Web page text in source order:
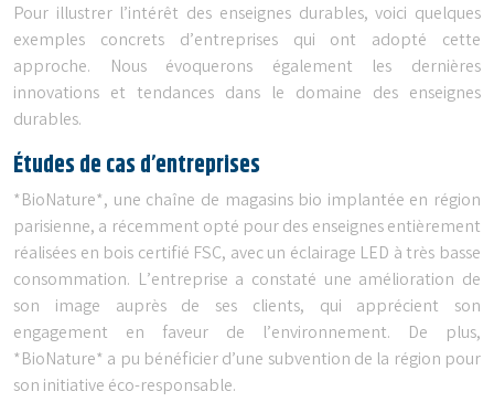
Pour illustrer l’intérêt des enseignes durables, voici quelques
exemples concrets d’entreprises qui ont adopté cette
approche. Nous évoquerons également les dernières
innovations et tendances dans le domaine des enseignes
durables.
Études de cas d’entreprises
*BioNature*, une chaîne de magasins bio implantée en région
parisienne, a récemment opté pour des enseignes entièrement
réalisées en bois certifié FSC, avec un éclairage LED à très basse
consommation. L’entreprise a constaté une amélioration de
son image auprès de ses clients, qui apprécient son
engagement en faveur de l’environnement. De plus,
*BioNature* a pu bénéficier d’une subvention de la région pour
son initiative éco-responsable.